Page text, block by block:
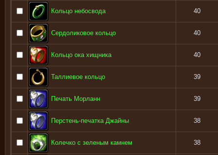
Кольцо небосвода 40
Сердоликовое кольцо 40
Кольцо ока хищника 40
Таллиевое кольцо 39
Печать Морланн 39
Перстень-печатка Джайны 38
Колечко с зеленым камнем 38